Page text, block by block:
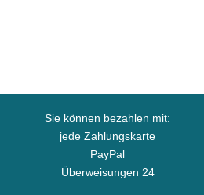
Sie können bezahlen mit:
jede Zahlungskarte
PayPal
Überweisungen 24